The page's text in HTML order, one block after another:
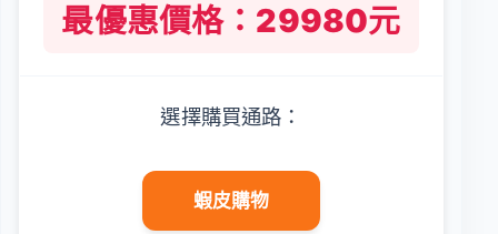
最優惠價格：29980元
選擇購買通路：
蝦皮購物